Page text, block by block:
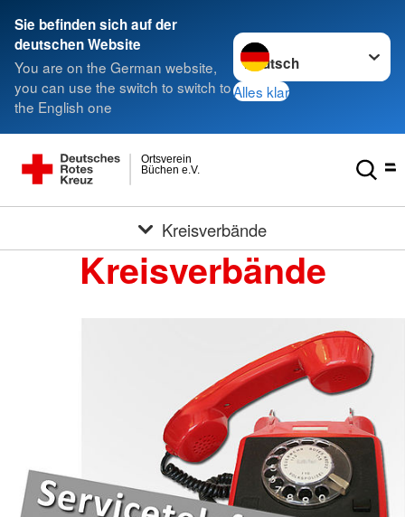
Sie befinden sich auf der
deutschen Website
You are on the German website,
you can use the switch to switch to
the English one
Sprache wechseln zu
Alles klar
Büchen e.V.
Ortsverein
Kreisverbände
Kreisverbände